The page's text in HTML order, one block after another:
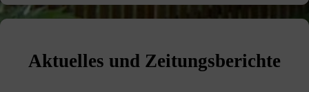
Aktuelles und Zeitungsberichte